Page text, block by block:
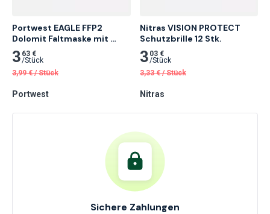
Sichere Zahlungen
Portwest EAGLE FFP2
Dolomit Faltmaske mit
Ventil, Weiß 10 Stk.
3 63 €
/Stück
3,99 € /Stück
Portwest
Nitras VISION PROTECT
Schutzbrille 12 Stk.
3 03 €
/Stück
3,33 € /Stück
Nitras